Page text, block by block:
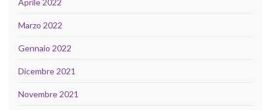
Aprile 2022
Marzo 2022
Gennaio 2022
Dicembre 2021
Novembre 2021